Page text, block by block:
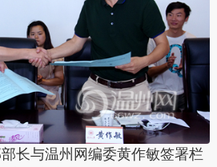
长与温州网编委黄作敏签署栏